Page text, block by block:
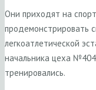
Они приходят на
продемонстрировать
легкоатлетической
начальника цеха
тренировались.